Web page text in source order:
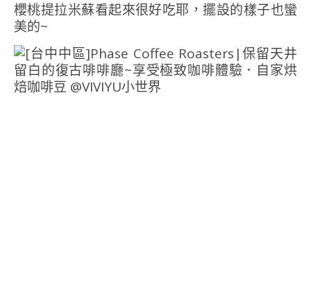
櫻桃提拉米蘇看起來很好吃耶，擺設的樣子也蠻
美的~